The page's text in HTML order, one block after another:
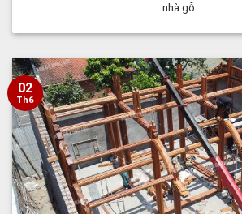
nhà gỗ...
02
Th6